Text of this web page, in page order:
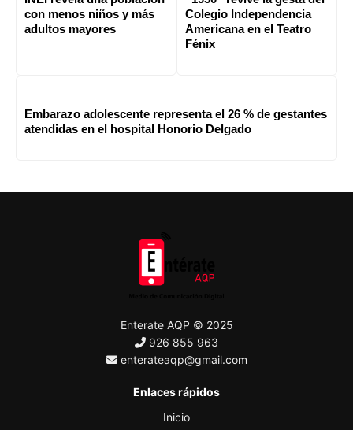
con menos niños y más
adultos mayores
Colegio Independencia
Americana en el Teatro
Fénix
Embarazo adolescente representa el 26 % de gestantes
atendidas en el hospital Honorio Delgado
Enterate AQP © 2025
926 855 963
enterateaqp@gmail.com
Enlaces rápidos
Inicio